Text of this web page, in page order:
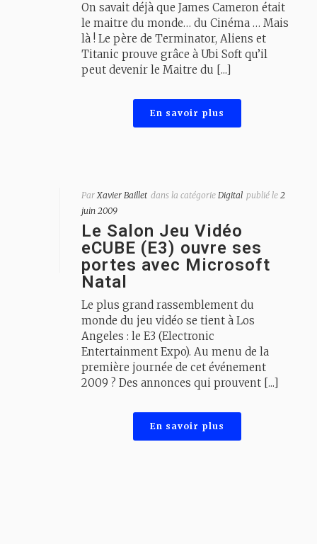
On savait déjà que James Cameron était
le maitre du monde… du Cinéma … Mais
là ! Le père de Terminator, Aliens et
Titanic prouve grâce à Ubi Soft qu’il
peut devenir le Maitre du [...]
En savoir plus
Par Xavier Baillet dans la catégorie Digital publié le 2
juin 2009
Le Salon Jeu Vidéo
eCUBE (E3) ouvre ses
portes avec Microsoft
Natal
Le plus grand rassemblement du
monde du jeu vidéo se tient à Los
Angeles : le E3 (Electronic
Entertainment Expo). Au menu de la
première journée de cet événement
2009 ? Des annonces qui prouvent [...]
En savoir plus